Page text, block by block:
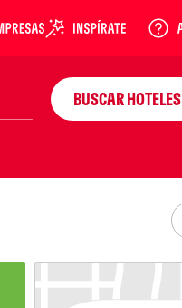
BUSCAR HOTELES